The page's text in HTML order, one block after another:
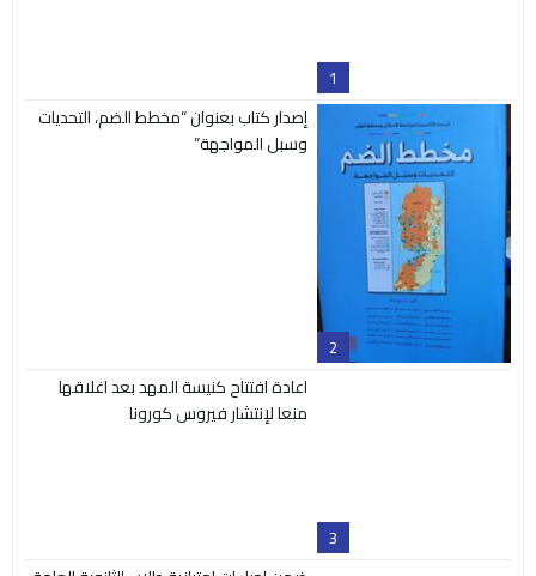
1
2
إصدار كتاب بعنوان “مخطط الضم، التحديات
وسبل المواجهة”
3
اعادة افتتاح كنيسة المهد بعد اغلاقها
منعا لإنتشار فيروس كورونا